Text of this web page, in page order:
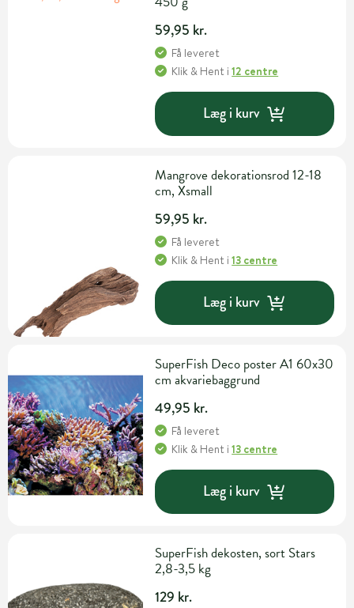
59,95 kr.
Få leveret
Klik & Hent i12 centre
Læg i kurv
Mangrove dekorationsrod 12-18
cm, Xsmall
59,95 kr.
Få leveret
Klik & Hent i13 centre
Læg i kurv
SuperFish Deco poster A1 60x30
cm akvariebaggrund
49,95 kr.
Få leveret
Klik & Hent i13 centre
Læg i kurv
SuperFish dekosten, sort Stars
2,8-3,5 kg
129 kr.